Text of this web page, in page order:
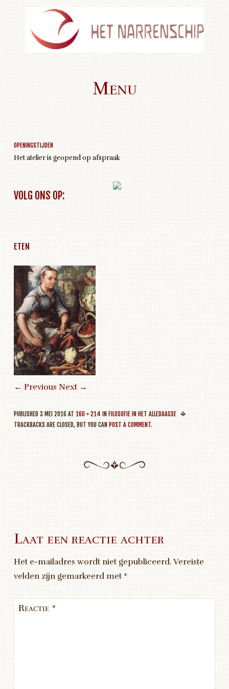
Menu
OPENINGSTIJDEN
Het atelier is geopend op afspraak
VOLG ONS OP:
ETEN
← Previous Next →
PUBLISHED 3 MEI 2016AT 160 × 214 IN FILOSOFIE IN HET ALLEDAAGSE
TRACKBACKS ARE CLOSED, BUT YOU CAN POST A COMMENT.
Laat een reactie achter
Het e-mailadres wordt niet gepubliceerd.Vereiste
velden zijn gemarkeerd met *
Reactie *